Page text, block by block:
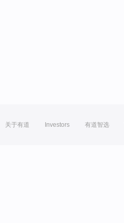
关于有道 Investors 有道智选